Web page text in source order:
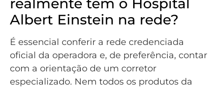
Albert Einstein na rede?
É essencial conferir a rede credenciada
oficial da operadora e, de preferência, contar
com a orientação de um corretor
especializado. Nem todos os produtos da